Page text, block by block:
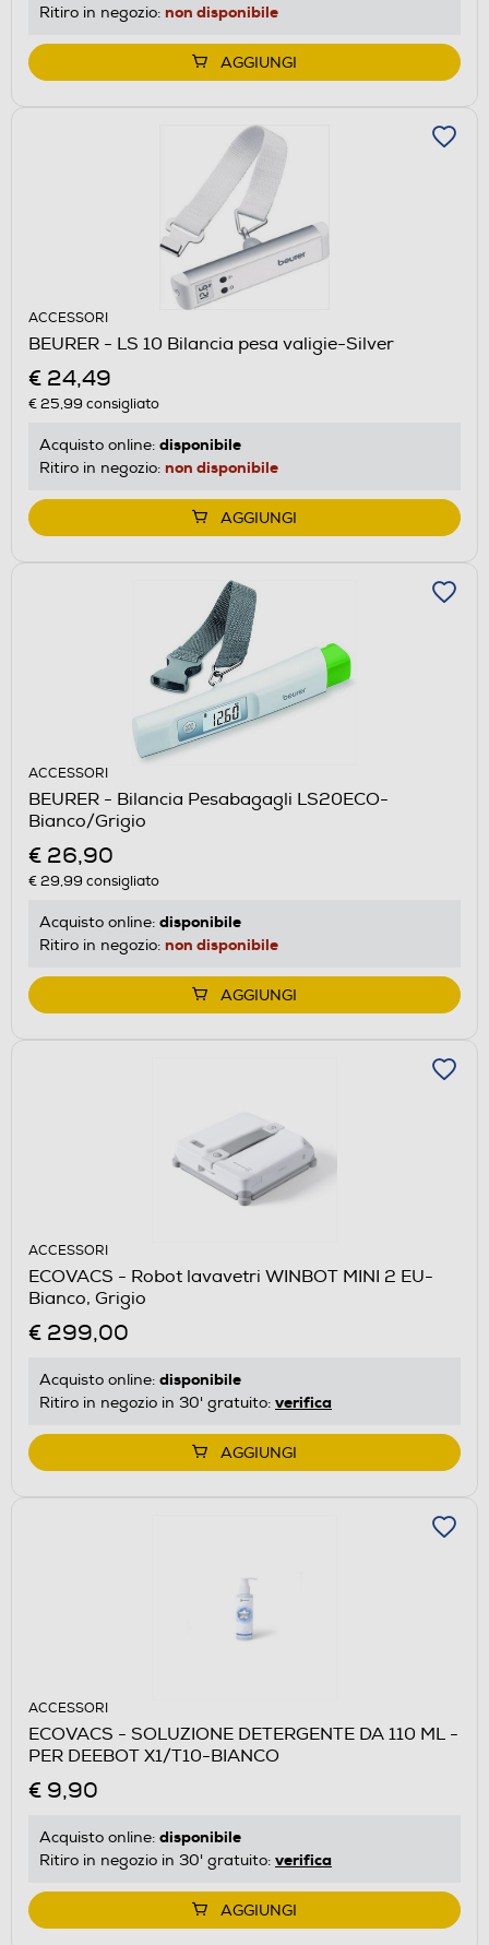
Ritiro in negozio: non disponibile
AGGIUNGI
ACCESSORI
BEURER - LS 10 Bilancia pesa valigie-Silver
€ 24,49
€ 25,99 consigliato
Acquisto online: disponibile
Ritiro in negozio: non disponibile
AGGIUNGI
ACCESSORI
BEURER - Bilancia Pesabagagli LS20ECO-
Bianco/Grigio
€ 26,90
€ 29,99 consigliato
Acquisto online: disponibile
Ritiro in negozio: non disponibile
AGGIUNGI
ACCESSORI
ECOVACS - Robot lavavetri WINBOT MINI 2 EU-
Bianco, Grigio
€ 299,00
Acquisto online: disponibile
Ritiro in negozio in 30' gratuito: verifica
AGGIUNGI
ACCESSORI
ECOVACS - SOLUZIONE DETERGENTE DA 110 ML -
PER DEEBOT X1/T10-BIANCO
€ 9,90
Acquisto online: disponibile
Ritiro in negozio in 30' gratuito: verifica
AGGIUNGI